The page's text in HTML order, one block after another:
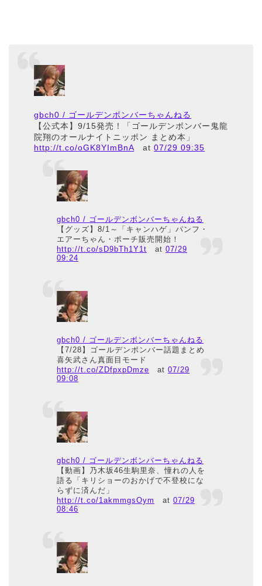
gbch0 / ゴールデンボンバーちゃんねる
【公式本】9/15発売！「ゴールデンボンバー鬼龍
院翔のオールナイトニッポン まとめ本」
http://t.co/oGK8YImBnA at07/29 09:35
gbch0 / ゴールデンボンバーちゃんねる
【グッズ】8/1～「キャンハゲ」パンフ・
エアーちゃん・ポーチ販売開始！
http://t.co/sD9bTh1Y1t at07/29
09:24
gbch0 / ゴールデンボンバーちゃんねる
【7/28】ゴールデンボンバー話題まとめ
喜矢武さん真面目モード
http://t.co/ZDfpxpDmze at07/29
09:08
gbch0 / ゴールデンボンバーちゃんねる
【動画】乃木坂46生駒里奈、憧れの人を
語る「キリショーのおかげで不登校にな
らずに済んだ」
http://t.co/1akmmgsOym
at07/29
08:46